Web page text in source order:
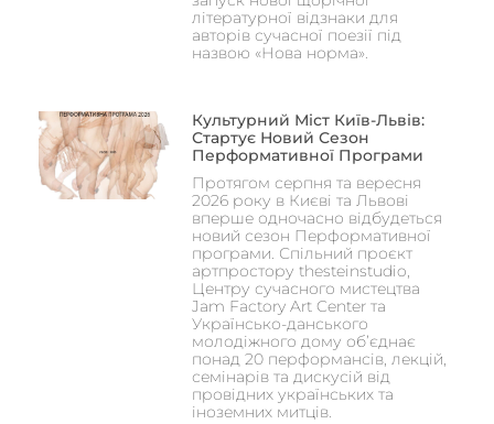
літературної відзнаки для
авторів сучасної поезії під
назвою «Нова норма».
Культурний Міст Київ-Львів:
Стартує Новий Сезон
Перформативної Програми
Протягом серпня та вересня
2026 року в Києві та Львові
вперше одночасно відбудеться
новий сезон Перформативної
програми. Спільний проєкт
артпростору thesteinstudio,
Центру сучасного мистецтва
Jam Factory Art Center та
Українсько-данського
молодіжного дому об’єднає
понад 20 перформансів, лекцій,
семінарів та дискусій від
провідних українських та
іноземних митців.